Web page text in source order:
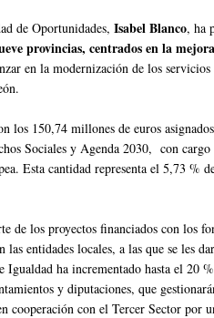
de Oportunidades, Isabel Blanco, ha
provincias, centrados en la
en la modernización de los
los 150,74 millones de euros
Sociales y Agenda 2030, con
Esta cantidad representa el 5,73 %
de los proyectos financiados con los
las entidades locales, a las que se les
Igualdad ha incrementado hasta el 20
y diputaciones, que
cooperación con el Tercer Sector por